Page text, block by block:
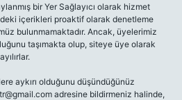
bir Yer Sağlayıcı olarak hizmet
içerikleri proaktif olarak denetleme
bulunmamaktadır. Ancak, üyelerimiz
taşımakta olup, siteye üye olarak
aykırı olduğunu düşündüğünüz
adresine bildirmeniz halinde,